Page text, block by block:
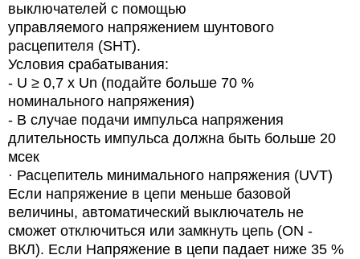
выключателей с помощью
управляемого напряжением шунтового
расцепителя (SHT).
Условия срабатывания:
- U ≥ 0,7 x Un (подайте больше 70 %
номинального напряжения)
- В случае подачи импульса напряжения
длительность импульса должна быть больше 20
мсек
· Расцепитель минимального напряжения (UVT)
Если напряжение в цепи меньше базовой
величины, автоматический выключатель не
сможет отключиться или замкнуть цепь (ON -
ВКЛ). Если Напряжение в цепи падает ниже 35 %